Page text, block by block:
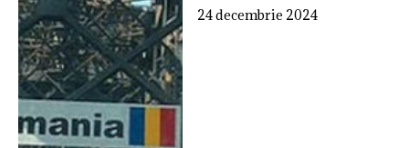
24 decembrie 2024